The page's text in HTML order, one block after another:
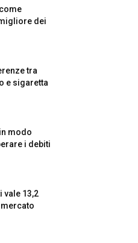
dei
tra
e sigaretta
modo
i debiti
vale 13,2